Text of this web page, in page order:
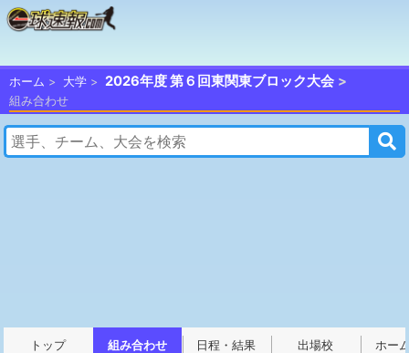
ホーム 大学 2026年度 第６回東関東ブロック大会
組み合わせ
トップ 組み合わせ 日程・結果 出場校 ホー